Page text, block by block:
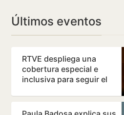
Últimos eventos
RTVE despliega una
cobertura especial e
inclusiva para seguir el
agosto